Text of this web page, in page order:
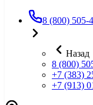
8 (800) 505-
Назад
8 (800)
+7 (383)
+7 (913)